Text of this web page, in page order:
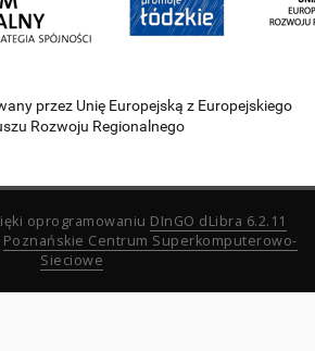
przez Unię Europejską z Europejskiego
Rozwoju Regionalnego
oprogramowaniu DInGO dLibra 6.2.11
Poznańskie Centrum Superkomputerowo-
Sieciowe